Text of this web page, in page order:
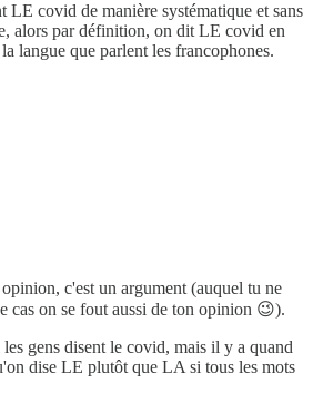
LE covid de manière systématique et sans
alors par définition, on dit LE covid en
langue que parlent les francophones.
c'est un argument (auquel tu ne
cas on se fout aussi de ton opinion 😉).
gens disent le covid, mais il y a quand
dise LE plutôt que LA si tous les mots